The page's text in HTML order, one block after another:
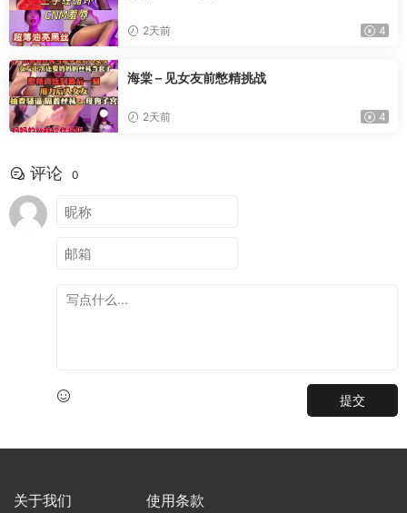
2天前 4
海棠 – 见女友前憋精挑战
2天前 4
评论 0
提交
关于我们 使用条款